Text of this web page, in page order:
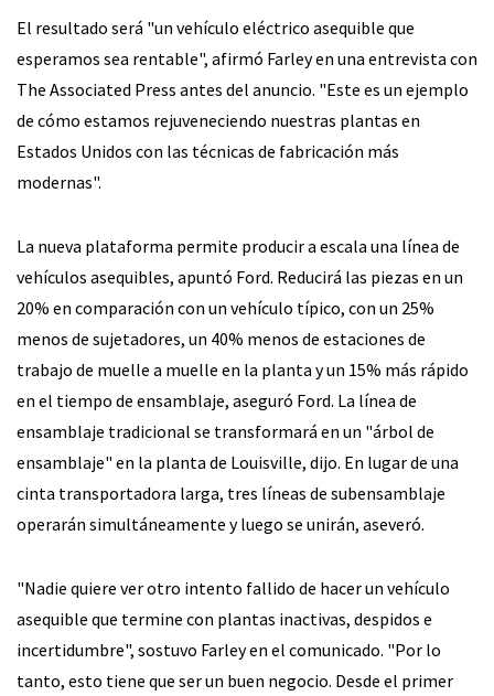
El resultado será "un vehículo eléctrico asequible que
esperamos sea rentable", afirmó Farley en una entrevista con
The Associated Press antes del anuncio. "Este es un ejemplo
de cómo estamos rejuveneciendo nuestras plantas en
Estados Unidos con las técnicas de fabricación más
modernas".
La nueva plataforma permite producir a escala una línea de
vehículos asequibles, apuntó Ford. Reducirá las piezas en un
20% en comparación con un vehículo típico, con un 25%
menos de sujetadores, un 40% menos de estaciones de
trabajo de muelle a muelle en la planta y un 15% más rápido
en el tiempo de ensamblaje, aseguró Ford. La línea de
ensamblaje tradicional se transformará en un "árbol de
ensamblaje" en la planta de Louisville, dijo. En lugar de una
cinta transportadora larga, tres líneas de subensamblaje
operarán simultáneamente y luego se unirán, aseveró.
"Nadie quiere ver otro intento fallido de hacer un vehículo
asequible que termine con plantas inactivas, despidos e
incertidumbre", sostuvo Farley en el comunicado. "Por lo
tanto, esto tiene que ser un buen negocio. Desde el primer